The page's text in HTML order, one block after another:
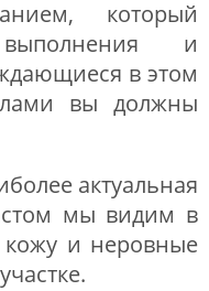
который
и
в этом
вы должны
актуальная
мы видим в
и неровные